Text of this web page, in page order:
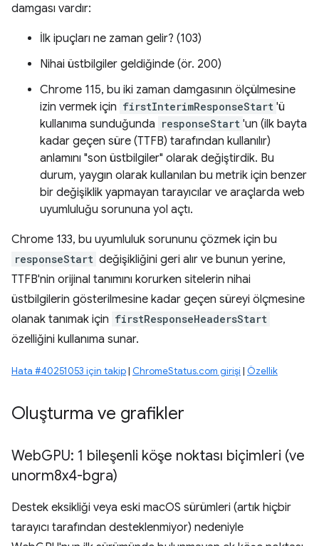
damgası vardır:
İlk ipuçları ne zaman gelir? (103)
Nihai üstbilgiler geldiğinde (ör. 200)
Chrome 115, bu iki zaman damgasının ölçülmesine
izin vermek için firstInterimResponseStart 'ü
kullanıma sunduğunda responseStart 'un (ilk bayta
kadar geçen süre (TTFB) tarafından kullanılır)
anlamını "son üstbilgiler" olarak değiştirdik. Bu
durum, yaygın olarak kullanılan bu metrik için benzer
bir değişiklik yapmayan tarayıcılar ve araçlarda web
uyumluluğu sorununa yol açtı.
Chrome 133, bu uyumluluk sorununu çözmek için bu
responseStart değişikliğini geri alır ve bunun yerine,
TTFB'nin orijinal tanımını korurken sitelerin nihai
üstbilgilerin gösterilmesine kadar geçen süreyi ölçmesine
olanak tanımak için firstResponseHeadersStart
özelliğini kullanıma sunar.
Hata #40251053 için takip| ChromeStatus.com girişi | Özellik
Oluşturma ve grafikler
WebGPU: 1 bileşenli köşe noktası biçimleri (ve
unorm8x4-bgra)
Destek eksikliği veya eski macOS sürümleri (artık hiçbir
tarayıcı tarafından desteklenmiyor) nedeniyle